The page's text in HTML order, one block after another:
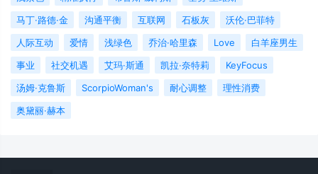
马丁·路德·金
沟通平衡 互联网 石板灰
沃伦·巴菲特
人际互动
爱情 浅绿色 乔治·哈里森 Love
白羊座男生
事业
社交机遇 艾玛·斯通 凯拉·奈特莉
KeyFocus
汤姆·克鲁斯
ScorpioWoman's 耐心调整
理性消费
奥黛丽·赫本